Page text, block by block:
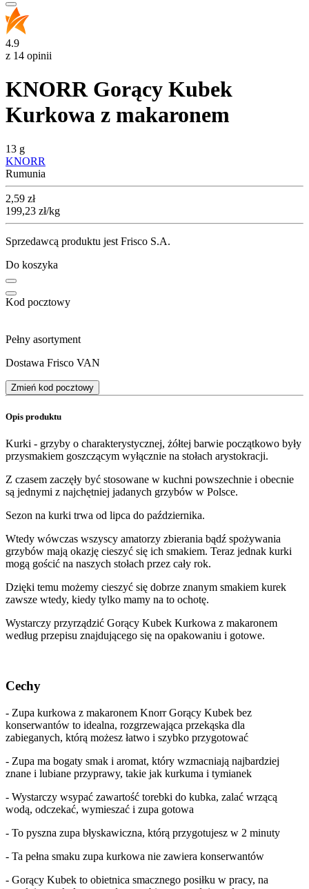
4.9
z 14 opinii
KNORR Gorący Kubek
Kurkowa z makaronem
13 g
KNORR
Rumunia
Cena
2,59 zł
199,23 zł/kg
Sprzedawcą produktu jest Frisco S.A.
Do koszyka
Kod pocztowy
Pełny asortyment
Dostawa Frisco VAN
Zmień kod pocztowy
Opis produktu
Kurki - grzyby o charakterystycznej, żółtej barwie początkowo były
przysmakiem goszczącym wyłącznie na stołach arystokracji.
Z czasem zaczęły być stosowane w kuchni powszechnie i obecnie
są jednymi z najchętniej jadanych grzybów w Polsce.
Sezon na kurki trwa od lipca do października.
Wtedy wówczas wszyscy amatorzy zbierania bądź spożywania
grzybów mają okazję cieszyć się ich smakiem. Teraz jednak kurki
mogą gościć na naszych stołach przez cały rok.
Dzięki temu możemy cieszyć się dobrze znanym smakiem kurek
zawsze wtedy, kiedy tylko mamy na to ochotę.
Wystarczy przyrządzić Gorący Kubek Kurkowa z makaronem
według przepisu znajdującego się na opakowaniu i gotowe.
Cechy
- Zupa kurkowa z makaronem Knorr Gorący Kubek bez
konserwantów to idealna, rozgrzewająca przekąska dla
zabieganych, którą możesz łatwo i szybko przygotować
- Zupa ma bogaty smak i aromat, który wzmacniają najbardziej
znane i lubiane przyprawy, takie jak kurkuma i tymianek
- Wystarczy wsypać zawartość torebki do kubka, zalać wrzącą
wodą, odczekać, wymieszać i zupa gotowa
- To pyszna zupa błyskawiczna, którą przygotujesz w 2 minuty
- Ta pełna smaku zupa kurkowa nie zawiera konserwantów
- Gorący Kubek to obietnica smacznego posiłku w pracy, na